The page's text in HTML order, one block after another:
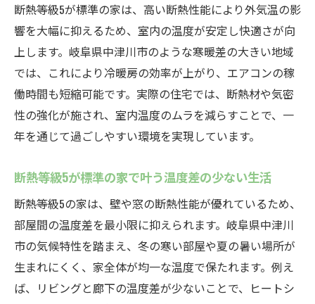
断熱等級5が標準の家は、高い断熱性能により外気温の影
響を大幅に抑えるため、室内の温度が安定し快適さが向
上します。岐阜県中津川市のような寒暖差の大きい地域
では、これにより冷暖房の効率が上がり、エアコンの稼
働時間も短縮可能です。実際の住宅では、断熱材や気密
性の強化が施され、室内温度のムラを減らすことで、一
年を通じて過ごしやすい環境を実現しています。
断熱等級5が標準の家で叶う温度差の少ない生活
断熱等級5の家は、壁や窓の断熱性能が優れているため、
部屋間の温度差を最小限に抑えられます。岐阜県中津川
市の気候特性を踏まえ、冬の寒い部屋や夏の暑い場所が
生まれにくく、家全体が均一な温度で保たれます。例え
ば、リビングと廊下の温度差が少ないことで、ヒートシ